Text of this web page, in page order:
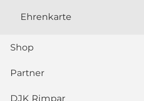
Ehrenkarte
Shop
Partner
DJK Rimpar